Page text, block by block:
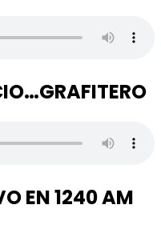
EN 1240 AM